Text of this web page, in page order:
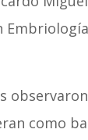
como